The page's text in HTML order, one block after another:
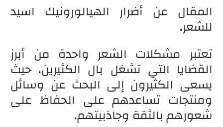
المقال عن أضرار الهيالورونيك اسيد
للشعر.
تعتبر مشكلات الشعر واحدة من أبرز
القضايا التي تشغل بال الكثيرين، حيث
يسعى الكثيرون إلى البحث عن وسائل
ومنتجات تساعدهم على الحفاظ على
شعورهم بالثقة وجاذبيتهم.